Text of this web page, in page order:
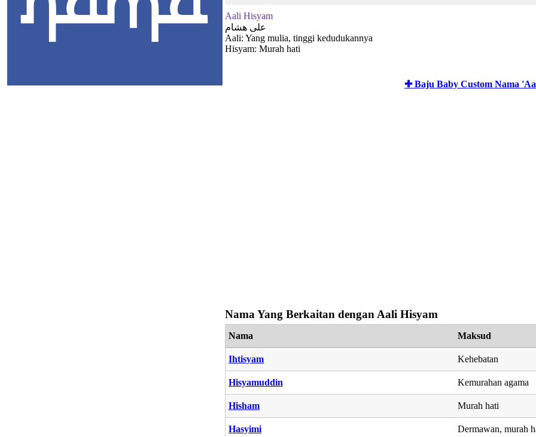
Aali Hisyam
على هشام
Aali: Yang mulia, tinggi kedudukannya
Hisyam: Murah hati
✚ Baju Baby Custom Nama
Nama Yang Berkaitan dengan Aali Hisyam
Nama Maksud
Ihtisyam Kehebatan
Hisyamuddin Kemurahan agama
Hisham Murah hati
Hasyimi Dermawan, murah